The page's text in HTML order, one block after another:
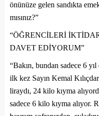
önünüze gelen sandıkta
mısınız?”
“ÖĞRENCİLERİ
DAVET EDİYORUM”
“Bakın, bundan sadece 6
ilk kez Sayın Kemal
liraydı, 24 kilo kıyma
sadece 6 kilo kıyma alıyor.